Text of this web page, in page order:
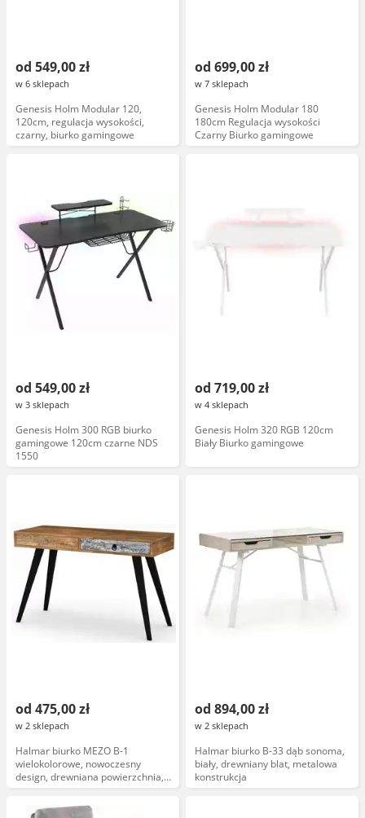
od 549,00 zł
w 6 sklepach
Genesis Holm Modular 120,
120cm, regulacja wysokości,
czarny, biurko gamingowe
od 699,00 zł
w 7 sklepach
Genesis Holm Modular 180
180cm Regulacja wysokości
Czarny Biurko gamingowe
od 549,00 zł
w 3 sklepach
Genesis Holm 300 RGB biurko
gamingowe 120cm czarne NDS
1550
od 719,00 zł
w 4 sklepach
Genesis Holm 320 RGB 120cm
Biały Biurko gamingowe
od 475,00 zł
w 2 sklepach
Halmar biurko MEZO B-1
wielokolorowe, nowoczesny
design, drewniana powierzchnia,
stabilna konstrukcja
od 894,00 zł
w 2 sklepach
Halmar biurko B-33 dąb sonoma,
biały, drewniany blat, metalowa
konstrukcja